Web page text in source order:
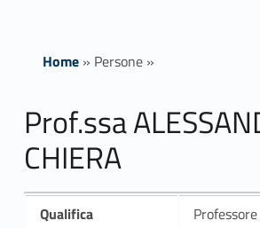
Home» Persone»
Prof.ssa
CHIERA
Qualifica